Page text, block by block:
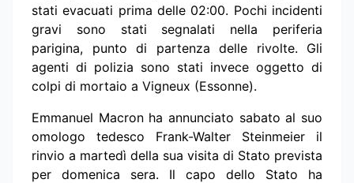
stati evacuati prima delle 02:00. Pochi incidenti
gravi sono stati segnalati nella periferia
parigina, punto di partenza delle rivolte. Gli
agenti di polizia sono stati invece oggetto di
colpi di mortaio a Vigneux (Essonne).
Emmanuel Macron ha annunciato sabato al suo
omologo tedesco Frank-Walter Steinmeier il
rinvio a martedì della sua visita di Stato prevista
per domenica sera. Il capo dello Stato ha